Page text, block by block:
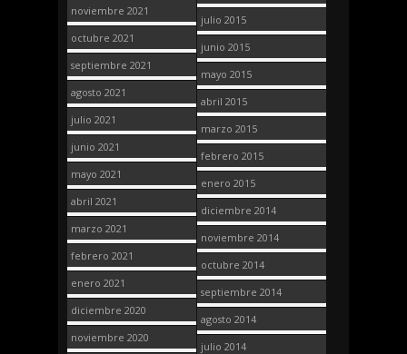
noviembre 2021
octubre 2021
septiembre 2021
agosto 2021
julio 2021
junio 2021
mayo 2021
abril 2021
marzo 2021
febrero 2021
enero 2021
diciembre 2020
noviembre 2020
julio 2015
junio 2015
mayo 2015
abril 2015
marzo 2015
febrero 2015
enero 2015
diciembre 2014
noviembre 2014
octubre 2014
septiembre 2014
agosto 2014
julio 2014